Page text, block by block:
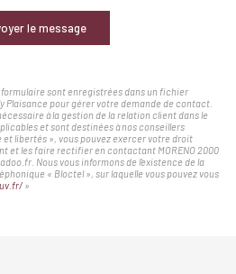
le message
sont enregistrées dans un fichier
Plaisance pour gérer votre demande de contact.
à la gestion de la relation client dans le
et sont destinées à nos conseillers
et libertés », vous pouvez exercer votre droit
et les faire rectifier en contactant MORENO 2000
Nous vous informons de l'existence de la
« Bloctel », sur laquelle vous pouvez vous
»